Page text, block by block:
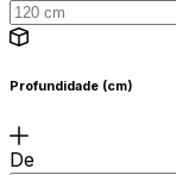
Profundidade (cm)
De